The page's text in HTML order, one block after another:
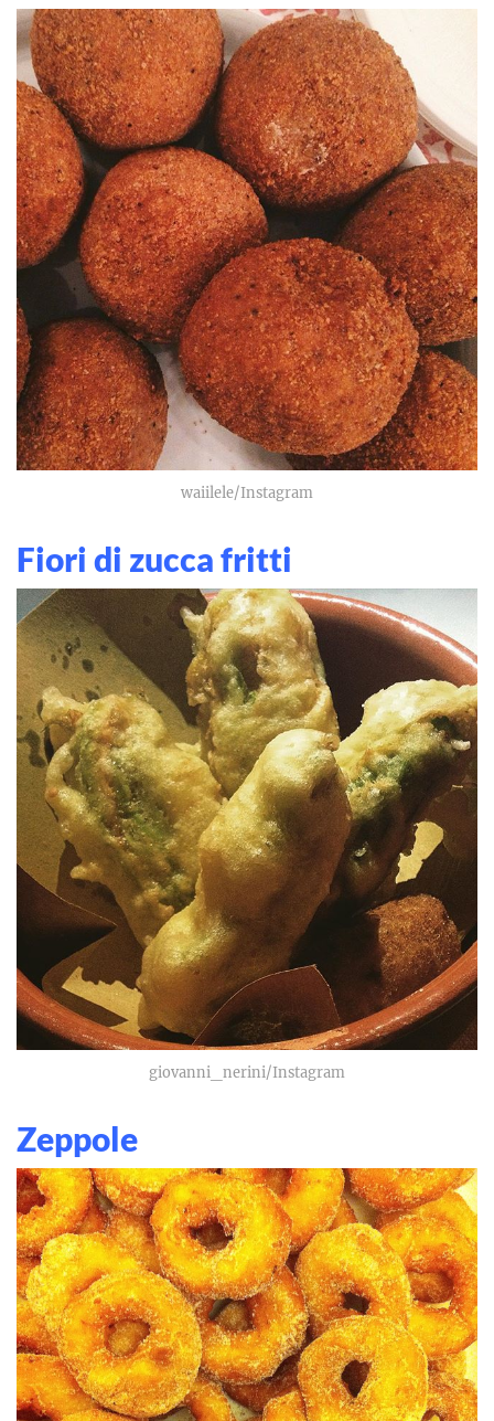
waiilele/Instagram
Fiori di zucca fritti
giovanni_nerini/Instagram
Zeppole